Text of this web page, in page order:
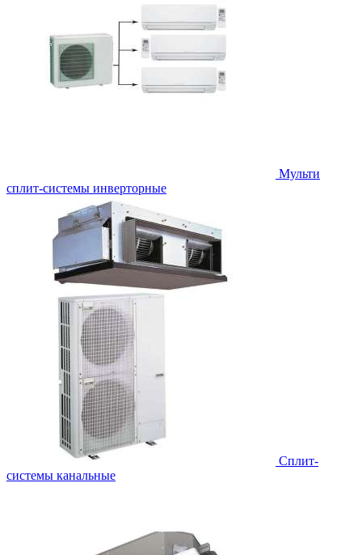
Мульти
сплит-системы инверторные
Сплит-
системы канальные